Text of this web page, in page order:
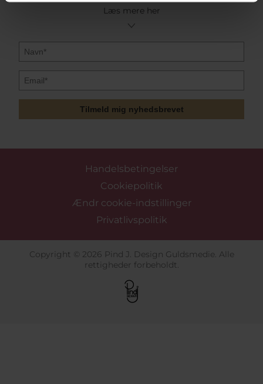
Læs mere her
Tilmeld mig nyhedsbrevet
Handelsbetingelser
Cookiepolitik
Ændr cookie-indstillinger
Privatlivspolitik
Copyright © 2026 Pind J. Design Guldsmedie. Alle
rettigheder forbeholdt.